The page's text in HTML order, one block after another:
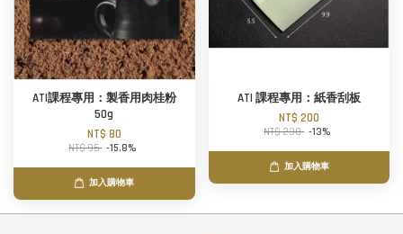
ATI課程專用：製香用肉桂粉
50g
NT$ 80
NT$ 95 -15.8%
加入購物車
ATI 課程專用：紙香刮板
NT$ 200
NT$ 230 -13%
加入購物車